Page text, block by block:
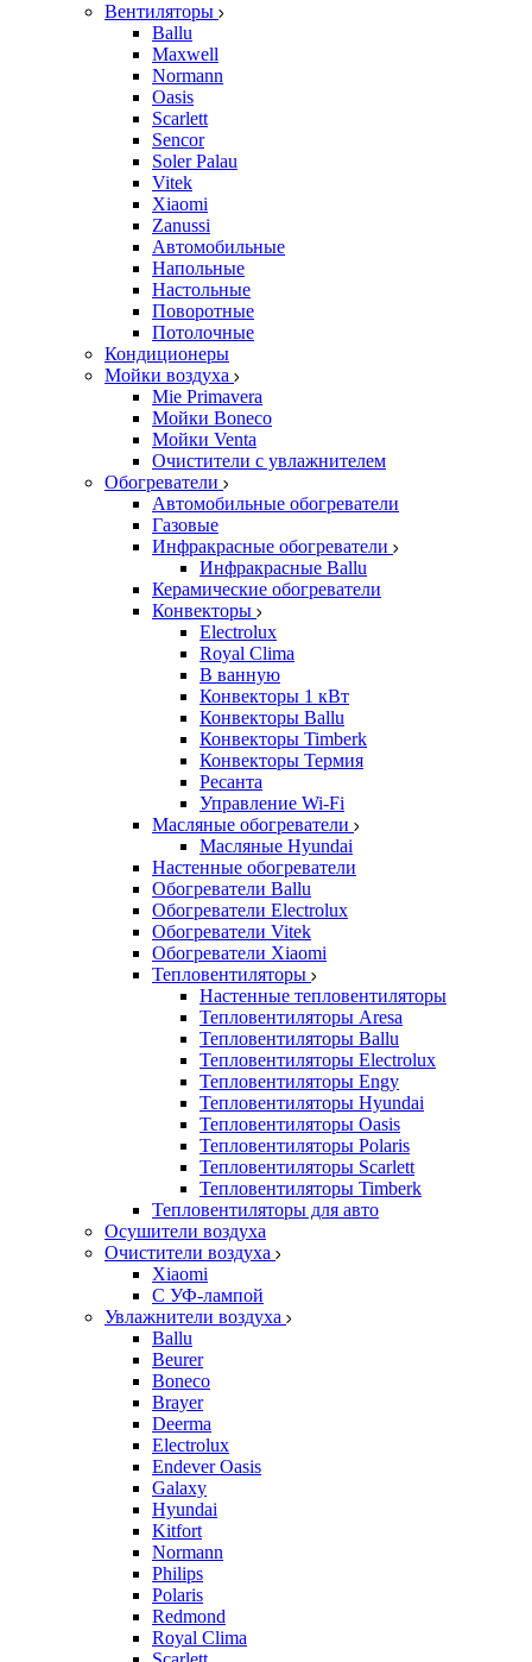
Вентиляторы
Ballu
Maxwell
Normann
Oasis
Scarlett
Sencor
Soler Palau
Vitek
Xiaomi
Zanussi
Автомобильные
Напольные
Настольные
Поворотные
Потолочные
Кондиционеры
Мойки воздуха
Mie Primavera
Мойки Boneco
Мойки Venta
Очистители с увлажнителем
Обогреватели
Автомобильные обогреватели
Газовые
Инфракрасные обогреватели
Инфракрасные Ballu
Керамические обогреватели
Конвекторы
Electrolux
Royal Clima
В ванную
Конвекторы 1 кВт
Конвекторы Ballu
Конвекторы Timberk
Конвекторы Термия
Ресанта
Управление Wi-Fi
Масляные обогреватели
Масляные Hyundai
Настенные обогреватели
Обогреватели Ballu
Обогреватели Electrolux
Обогреватели Vitek
Обогреватели Xiaomi
Тепловентиляторы
Настенные тепловентиляторы
Тепловентиляторы Aresa
Тепловентиляторы Ballu
Тепловентиляторы Electrolux
Тепловентиляторы Engy
Тепловентиляторы Hyundai
Тепловентиляторы Oasis
Тепловентиляторы Polaris
Тепловентиляторы Scarlett
Тепловентиляторы Timberk
Тепловентиляторы для авто
Осушители воздуха
Очистители воздуха
Xiaomi
С УФ-лампой
Увлажнители воздуха
Ballu
Beurer
Boneco
Brayer
Deerma
Electrolux
Endever Oasis
Galaxy
Hyundai
Kitfort
Normann
Philips
Polaris
Redmond
Royal Clima